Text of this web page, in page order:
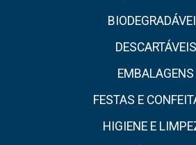
DESCARTÁVEIS
EMBALAGENS
FESTAS E
HIGIENE E